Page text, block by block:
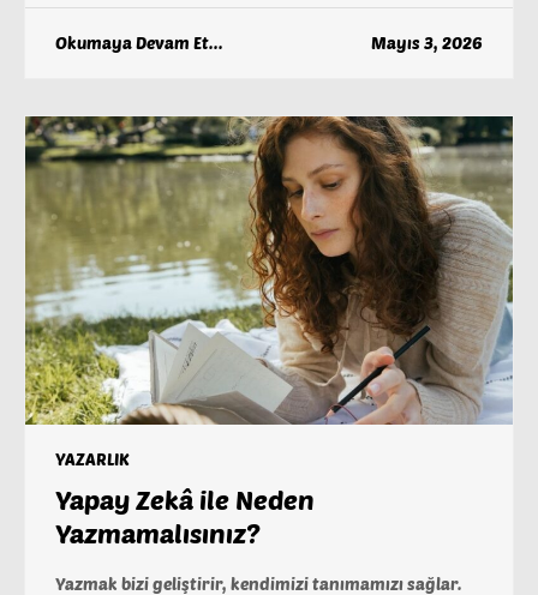
Okumaya Devam Et... Mayıs 3, 2026
YAZARLIK
Yapay Zekâ ile Neden
Yazmamalısınız?
Yazmak bizi geliştirir, kendimizi tanımamızı sağlar.